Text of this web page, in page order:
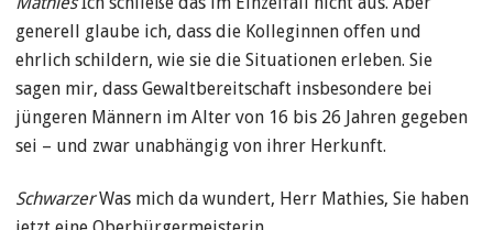
generell glaube ich, dass die Kolleginnen offen und
ehrlich schildern, wie sie die Situationen erleben. Sie
sagen mir, dass Gewaltbereitschaft insbesondere bei
jüngeren Männern im Alter von 16 bis 26 Jahren gegeben
sei – und zwar unabhängig von ihrer Herkunft.
SchwarzerWas mich da wundert, Herr Mathies, Sie haben